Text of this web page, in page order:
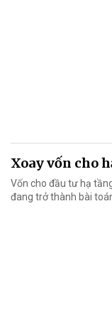
Xoay vốn cho
Vốn cho đầu tư hạ
đang trở thành bài